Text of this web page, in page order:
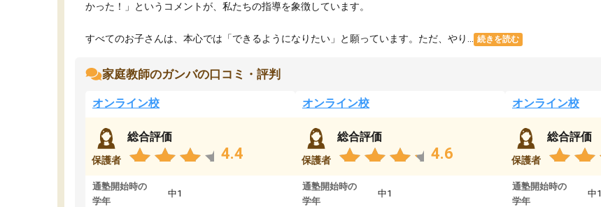
かった！」というコメントが、私たちの指導を象徴しています。
すべてのお子さんは、本心では「できるようになりたい」と願っています。ただ、やり... 続きを読む
家庭教師のガンバの口コミ・評判
オンライン校
保護者
総合評価
4.4
通塾開始時の
学年
中1
オンライン校
保護者
総合評価
4.6
通塾開始時の
学年
中1
オンライン校
保護者
総合評価
通塾開始時の
学年
中1